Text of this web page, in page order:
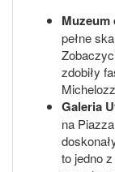
Muzeum
pełne
zdobiły
Galeria
na
to jedno